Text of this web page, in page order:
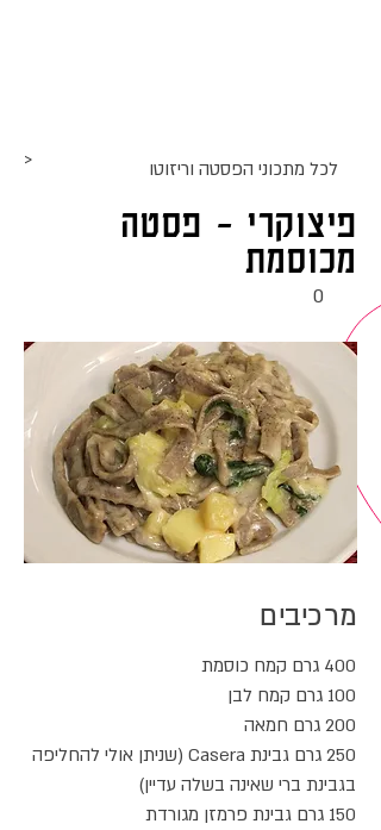
לכל מתכוני הפסטה וריזוטו >
פיצוקרי - פסטה
מכוסמת
0
מרכיבים
400 גרם קמח כוסמת
100 גרם קמח לבן
200 גרם חמאה
250 גרם גבינת Casera (שניתן אולי להחליפה
בגבינת ברי שאינה בשלה עדיין)
150 גרם גבינת פרמזן מגורדת